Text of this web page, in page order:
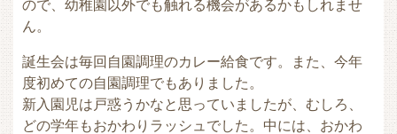
ので、幼稚園以外でも触れる機会があるかもしれませ
ん。
誕生会は毎回自園調理のカレー給食です。また、今年
度初めての自園調理でもありました。
新入園児は戸惑うかなと思っていましたが、むしろ、
どの学年もおかわりラッシュでした。中には、おかわ